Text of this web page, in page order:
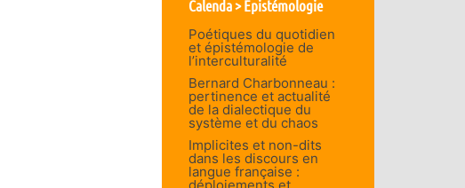
Calenda > Épistémologie
Poétiques du quotidien
et épistémologie de
l’interculturalité
Bernard Charbonneau :
pertinence et actualité
de la dialectique du
système et du chaos
Implicites et non-dits
dans les discours en
langue française :